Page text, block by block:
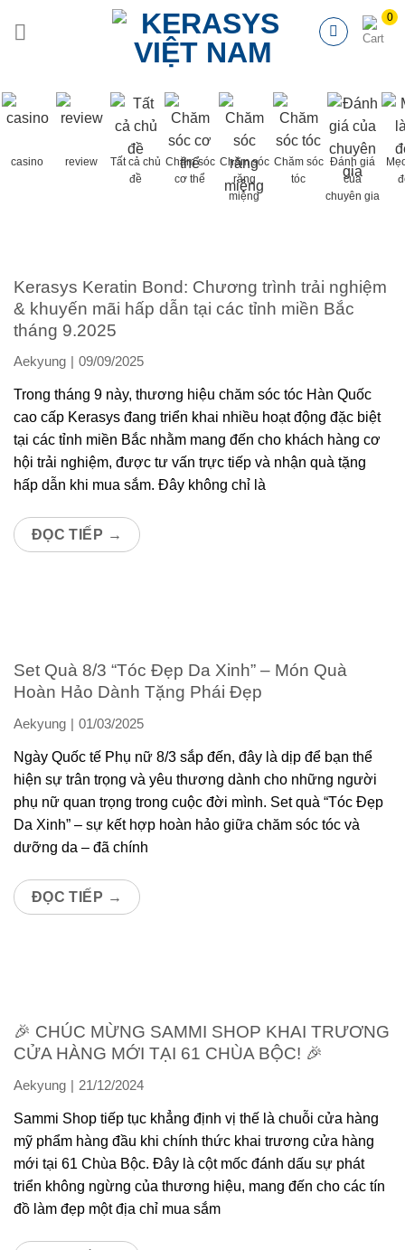
casino review
Tất cả chủ
đề
Chăm sóc
cơ thể
Chăm sóc
răng
miệng
Chăm sóc
tóc
Đánh giá
của
chuyên gia
Kerasys Keratin Bond: Chương trình trải nghiệm
& khuyến mãi hấp dẫn tại các tỉnh miền Bắc
tháng 9.2025
Aekyung 09/09/2025
Trong tháng 9 này, thương hiệu chăm sóc tóc Hàn Quốc
cao cấp Kerasys đang triển khai nhiều hoạt động đặc biệt
tại các tỉnh miền Bắc nhằm mang đến cho khách hàng cơ
hội trải nghiệm, được tư vấn trực tiếp và nhận quà tặng
hấp dẫn khi mua sắm. Đây không chỉ là
ĐỌC TIẾP →
Set Quà 8/3 “Tóc Đẹp Da Xinh” – Món Quà
Hoàn Hảo Dành Tặng Phái Đẹp
Aekyung 01/03/2025
Ngày Quốc tế Phụ nữ 8/3 sắp đến, đây là dịp để bạn thể
hiện sự trân trọng và yêu thương dành cho những người
phụ nữ quan trọng trong cuộc đời mình. Set quà “Tóc Đẹp
Da Xinh” – sự kết hợp hoàn hảo giữa chăm sóc tóc và
dưỡng da – đã chính
ĐỌC TIẾP →
🎉 CHÚC MỪNG SAMMI SHOP KHAI TRƯƠNG
CỬA HÀNG MỚI TẠI 61 CHÙA BỘC! 🎉
Aekyung 21/12/2024
Sammi Shop tiếp tục khẳng định vị thế là chuỗi cửa hàng
mỹ phẩm hàng đầu khi chính thức khai trương cửa hàng
mới tại 61 Chùa Bộc. Đây là cột mốc đánh dấu sự phát
triển không ngừng của thương hiệu, mang đến cho các tín
đồ làm đẹp một địa chỉ mua sắm